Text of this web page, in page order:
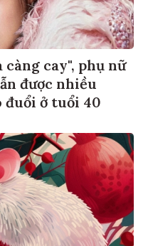
cay", phụ nữ
được nhiều
đuổi ở tuổi 40